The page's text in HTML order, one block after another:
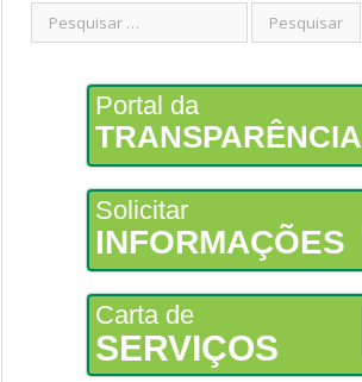
Portal da
TRANSPARÊNCIA
Solicitar
INFORMAÇÕES
Carta de
SERVIÇOS